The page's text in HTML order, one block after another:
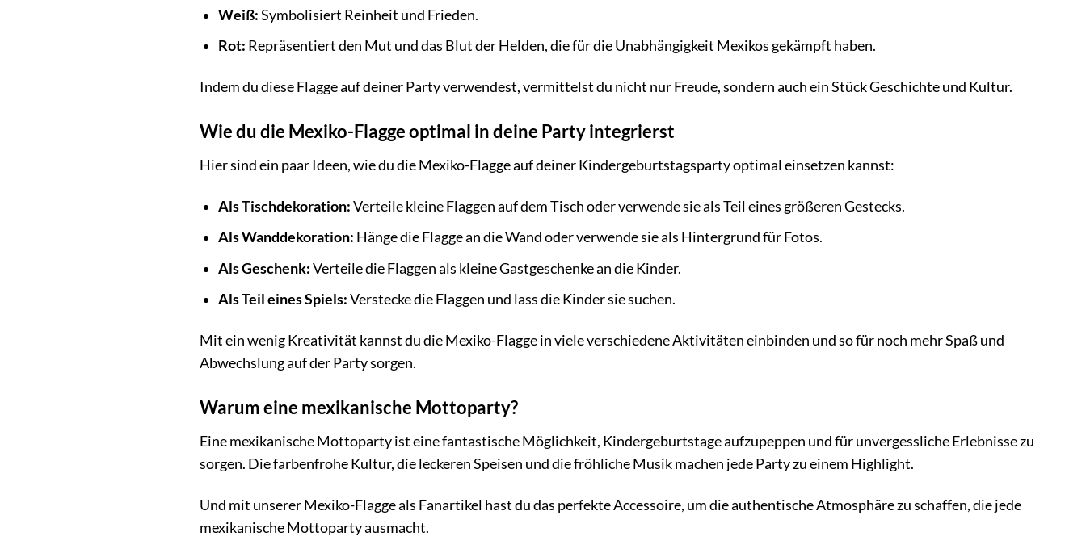
Weiß:Symbolisiert Reinheit und Frieden.
Rot: Repräsentiert den Mut und das Blut der Helden, die für die Unabhängigkeit Mexikos gekämpft haben.
Indem du diese Flagge auf deiner Party verwendest, vermittelst du nicht nur Freude, sondern auch ein Stück Geschichte und Kultur.
Wie du die Mexiko-Flagge optimal in deine Party integrierst
Hier sind ein paar Ideen, wie du die Mexiko-Flagge auf deiner Kindergeburtstagsparty optimal einsetzen kannst:
Als Tischdekoration:Verteile kleine Flaggen auf dem Tisch oder verwende sie als Teil eines größeren Gestecks.
Als Wanddekoration: Hänge die Flagge an die Wand oder verwende sie als Hintergrund für Fotos.
Als Geschenk:Verteile die Flaggen als kleine Gastgeschenke an die Kinder.
Als Teil eines Spiels:Verstecke die Flaggen und lass die Kinder sie suchen.
Mit ein wenig Kreativität kannst du die Mexiko-Flagge in viele verschiedene Aktivitäten einbinden und so für noch mehr Spaß und
Abwechslung auf der Party sorgen.
Warum eine mexikanische Mottoparty?
Eine mexikanische Mottoparty ist eine fantastische Möglichkeit, Kindergeburtstage aufzupeppen und für unvergessliche Erlebnisse zu
sorgen. Die farbenfrohe Kultur, die leckeren Speisen und die fröhliche Musik machen jede Party zu einem Highlight.
Und mit unserer Mexiko-Flagge als Fanartikel hast du das perfekte Accessoire, um die authentische Atmosphäre zu schaffen, die jede
mexikanische Mottoparty ausmacht.